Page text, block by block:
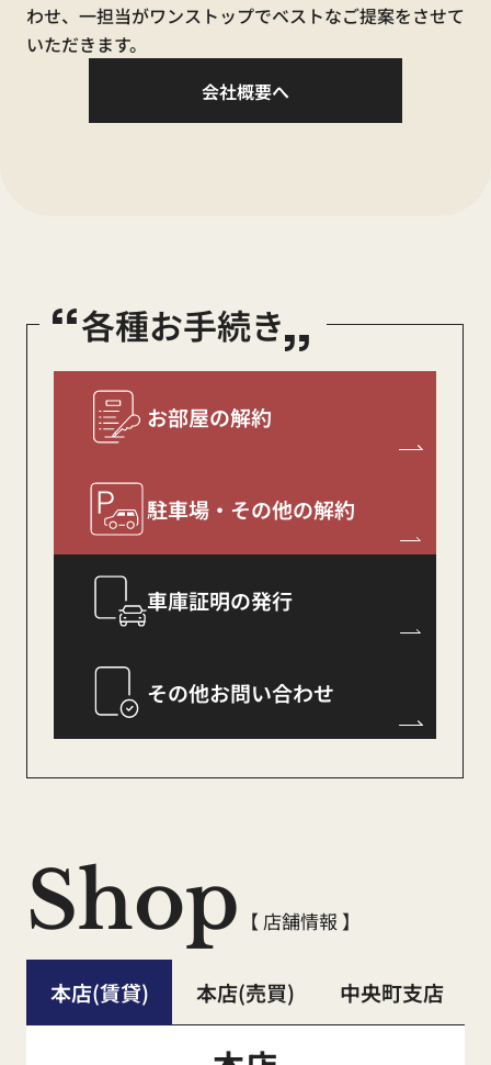
【休業中の電話窓口】
賃貸に関するお問合せ
080-9444-8304
2025.12.25
年末年始休業のお知
誠に勝手ながら、下記の期間を年末年始休業と
賃貸店舗
2025年12月29日（月）～2026年1
月6日（火）
わせ、一担当がワンストップでベストなご提案をさせて
いただきます。
会社概要へ
“各種お手続き„
お部屋の解約
駐車場・その他の解約
車庫証明の発行
その他お問い合わせ
Shop 【 店舗情報 】
本店(賃貸) 本店(売買) 中央町支店